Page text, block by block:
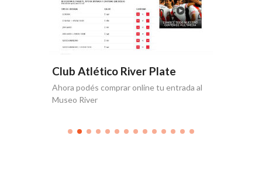
Club Atlético River Plate
Ahora podés comprar online tu entrada al
Museo River